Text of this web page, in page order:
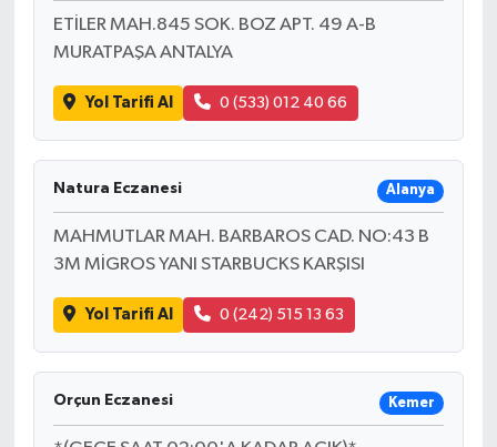
ETİLER MAH.845 SOK. BOZ APT. 49 A-B
MURATPAŞA ANTALYA
Yol Tarifi Al 0 (533) 012 40 66
Natura Eczanesi Alanya
MAHMUTLAR MAH. BARBAROS CAD. NO:43 B
3M MİGROS YANI STARBUCKS KARŞISI
Yol Tarifi Al 0 (242) 515 13 63
Orçun Eczanesi Kemer